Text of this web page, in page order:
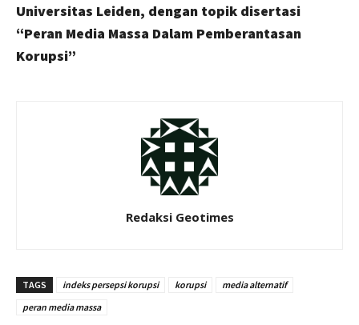
Universitas Leiden, dengan topik disertasi
“Peran Media Massa Dalam Pemberantasan
Korupsi”
Redaksi Geotimes
TAGS indeks persepsi korupsi korupsi
media alternatif
peran media massa